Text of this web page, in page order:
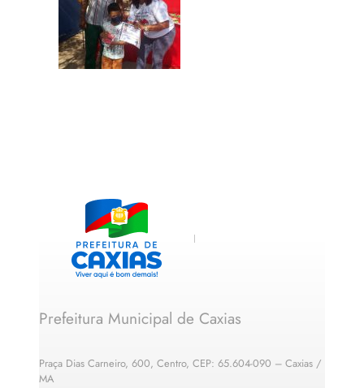
Prefeitura Municipal de Caxias
Praça Dias Carneiro, 600, Centro, CEP: 65.604-090 – Caxias /
MA